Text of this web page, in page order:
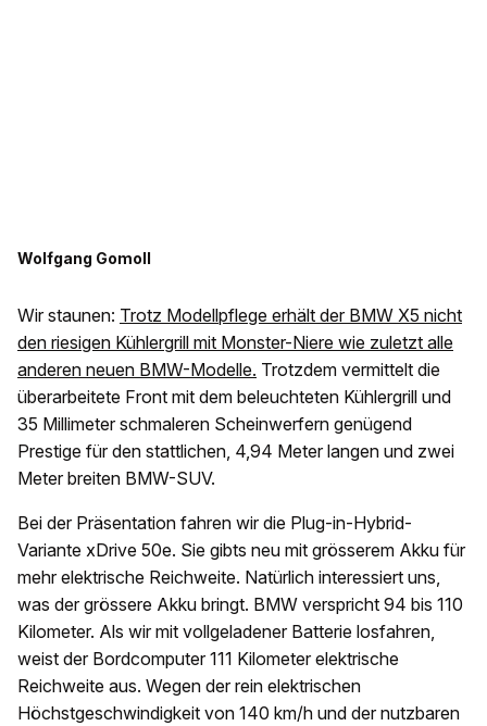
Wolfgang Gomoll
Wir staunen: Trotz Modellpflege erhält der BMW X5 nicht
den riesigen Kühlergrill mit Monster-Niere wie zuletzt alle
anderen neuen BMW-Modelle. Trotzdem vermittelt die
überarbeitete Front mit dem beleuchteten Kühlergrill und
35 Millimeter schmaleren Scheinwerfern genügend
Prestige für den stattlichen, 4,94 Meter langen und zwei
Meter breiten BMW-SUV.
Bei der Präsentation fahren wir die Plug-in-Hybrid-
Variante xDrive 50e. Sie gibts neu mit grösserem Akku für
mehr elektrische Reichweite. Natürlich interessiert uns,
was der grössere Akku bringt. BMW verspricht 94 bis 110
Kilometer. Als wir mit vollgeladener Batterie losfahren,
weist der Bordcomputer 111 Kilometer elektrische
Reichweite aus. Wegen der rein elektrischen
Höchstgeschwindigkeit von 140 km/h und der nutzbaren